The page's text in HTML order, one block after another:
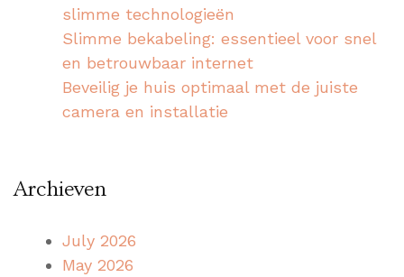
slimme technologieën
Slimme bekabeling: essentieel voor snel
en betrouwbaar internet
Beveilig je huis optimaal met de juiste
camera en installatie
Archieven
July 2026
May 2026